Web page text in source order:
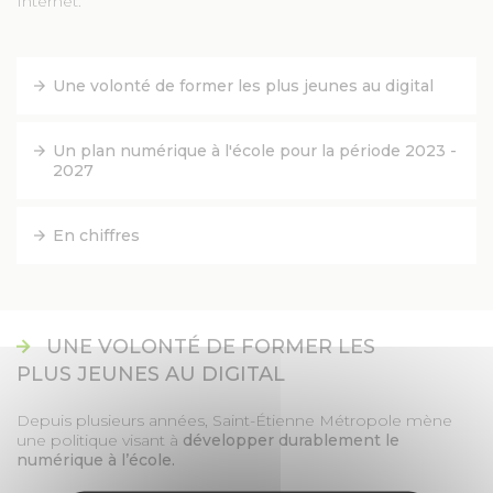
INSTAGRAM
SÉM LE MAG
CONTACT
Une volonté de former les plus jeunes au digital
Un plan numérique à l'école pour la période 2023 -
2027
En chiffres
UNE VOLONTÉ DE FORMER LES
PLUS JEUNES AU DIGITAL
Depuis plusieurs années, Saint-Étienne Métropole mène
une politique visant à développer durablement le
numérique à l’école.